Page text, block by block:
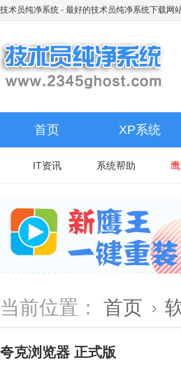
技术员纯净系统 - 最好的技术员纯净系统下载网
首页 XP系统
IT资讯 系统帮助
当前位置： 首页
夸克浏览器 正式版